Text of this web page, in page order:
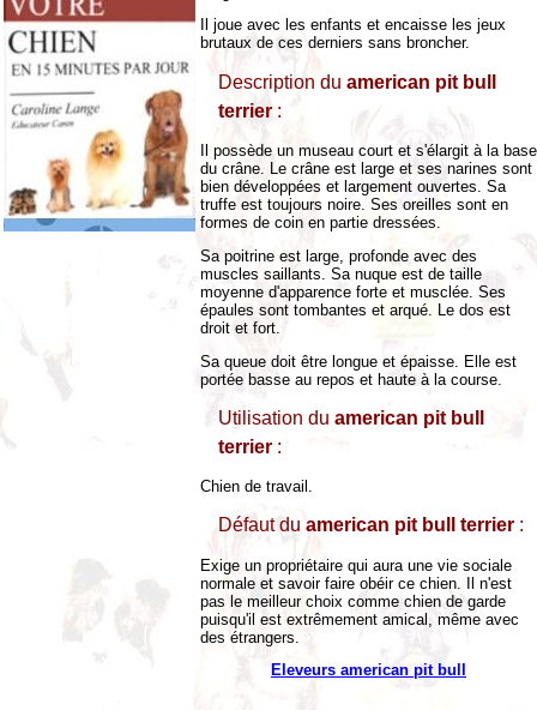
Il joue avec les enfants et encaisse les jeux
brutaux de ces derniers sans broncher.
Description du american pit bull
terrier :
Il possède un museau court et s'élargit à la base
du crâne. Le crâne est large et ses narines sont
bien développées et largement ouvertes. Sa
truffe est toujours noire. Ses oreilles sont en
formes de coin en partie dressées.
Sa poitrine est large, profonde avec des
muscles saillants. Sa nuque est de taille
moyenne d'apparence forte et musclée. Ses
épaules sont tombantes et arqué. Le dos est
droit et fort.
Sa queue doit être longue et épaisse. Elle est
portée basse au repos et haute à la course.
Utilisation du american pit bull
terrier :
Chien de travail.
Défaut du american pit bull terrier :
Exige un propriétaire qui aura une vie sociale
normale et savoir faire obéir ce chien. Il n'est
pas le meilleur choix comme chien de garde
puisqu'il est extrêmement amical, même avec
des étrangers.
Eleveurs american pit bull